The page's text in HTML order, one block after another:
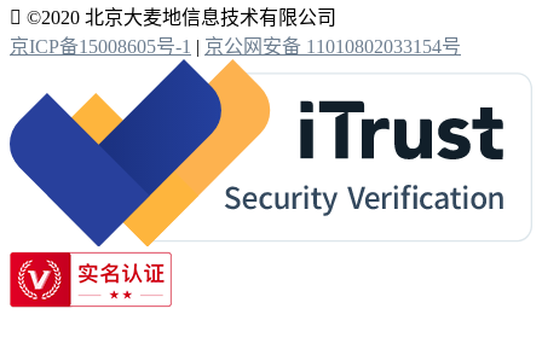
 ©2020 北京大麦地信息技术有限公司
京ICP备15008605号-1 | 京公网安备 11010802033154号